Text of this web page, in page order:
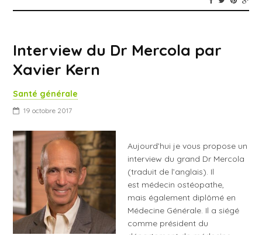
Interview du Dr Mercola par
Xavier Kern
Santé générale
19 octobre 2017
Aujourd’hui je vous propose un
interview du grand Dr Mercola
(traduit de l’anglais). Il
est médecin ostéopathe,
mais également diplômé en
Médecine Générale. Il a siégé
comme président du